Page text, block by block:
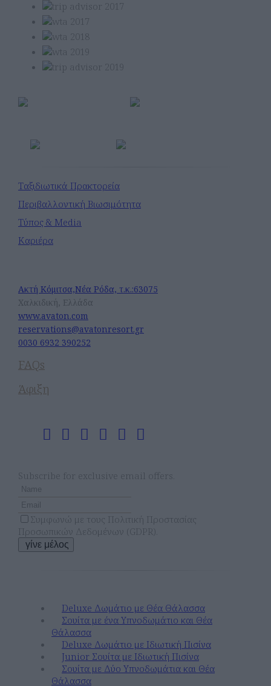
Ταξιδιωτικά Πρακτορεία
Περιβαλλοντική Βιωσιμότητα
Τύπος & Media
Καριέρα
Ακτή Κόμιτσα,Νέα Ρόδα, τ.κ.:63075
Χαλκιδική, Ελλάδα
www.avaton.com
reservations@avatonresort.gr
0030 6932 390252
FAQs
Άφιξη
Subscribe for exclusive email offers.
Συμφωνώ με τους Πολιτική Προστασίας
Προσωπικών Δεδομένων (GDPR)
γίνε μέλος
Deluxe Δωμάτιο με Θέα Θάλασσα
Σουίτα με ένα Υπνοδωμάτιο και Θέα
Θάλασσα
Deluxe Δωμάτιο με Ιδιωτική Πισίνα
Junior Σουίτα με Ιδιωτική Πισίνα
Σουίτα με Δύο Υπνοδωμάτια και Θέα
Θάλασσα